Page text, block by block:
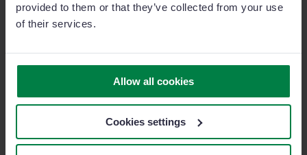
provided to them or that they’ve collected from your use
of their services.
Allow all cookies
Cookies settings
Questo nuovo sistema di gestione per team vendite ha
di gran lunga facilitato il lavoro degli agenti di Elion,
interfaccia con tablet. Gli agenti commerciali possono
ora verificare dati e accedere a informazioni relative
alle visite in qualsiasi momento, senza dover aspettare
inserimento. Hanno acquisito più indipendenza,
capacità comunicativa e sicurezza.